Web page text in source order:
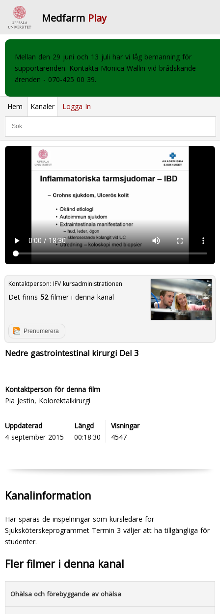
Medfarm Play
Mellan den 29 juni och 13 juli har vi låg bemanning för
supportärenden. Kontakta Monica Wallin vid brådskande
ärenden - 070-425 00 39.
Hem Kanaler Logga In
Kontaktperson: IFV kursadministrationen
Det finns 52filmer i denna kanal
Prenumerera
Nedre gastrointestinal kirurgi Del 3
Kontaktperson för denna film
Pia Jestin, Kolorektalkirurgi
Uppdaterad
4 september 2015
Längd
00:18:30
Visningar
4547
Kanalinformation
Här sparas de inspelningar som kursledare för
Sjuksköterskeprogrammet Termin 3 väljer att ha tillgängliga för
studenter.
Fler filmer i denna kanal
Ohälsa och förebyggande av ohälsa